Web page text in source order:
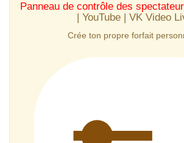
Panneau de contrôle des
| YouTube | VK Video
Crée ton propre forfait